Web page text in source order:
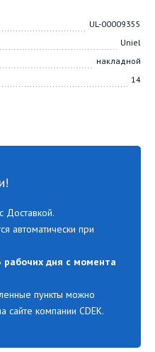
UL-00009355
Uniel
накладной
14
Доставкой.
автоматически при
рабочих дня с момента
пункты можно
сайте компании CDEK.